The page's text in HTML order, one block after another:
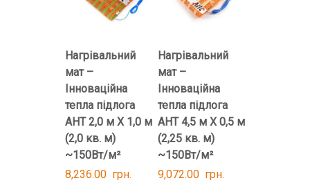
Нагрівальний
мат –
Інноваційна
тепла підлога
AHT 2,0 м Х 1,0 м
(2,0 кв. м)
~150Вт/м²
8,236.00 грн.
Нагрівальний
мат –
Інноваційна
тепла підлога
AHT 4,5 м Х 0,5 м
(2,25 кв. м)
~150Вт/м²
9,072.00 грн.